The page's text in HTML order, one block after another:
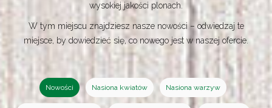
wysokiej jakości plonach.
W tym miejscu znajdziesz nasze nowości – odwiedzaj te
miejsce, by dowiedzieć się, co nowego jest w naszej ofercie.
Nowości Nasiona kwiatów Nasiona warzyw